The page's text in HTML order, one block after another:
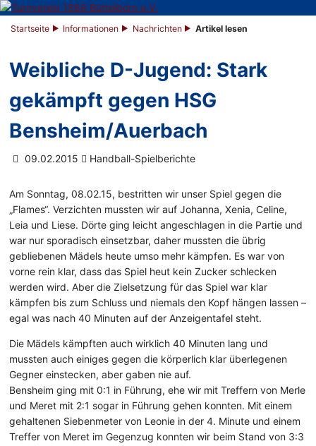
Startseite Informationen Nachrichten Artikel lesen
Weibliche D-Jugend: Stark
gekämpft gegen HSG
Bensheim/Auerbach
09.02.2015 Handball-Spielberichte
Am Sonntag, 08.02.15, bestritten wir unser Spiel gegen die
„Flames“. Verzichten mussten wir auf Johanna, Xenia, Celine,
Leia und Liese. Dörte ging leicht angeschlagen in die Partie und
war nur sporadisch einsetzbar, daher mussten die übrig
gebliebenen Mädels heute umso mehr kämpfen. Es war von
vorne rein klar, dass das Spiel heut kein Zucker schlecken
werden wird. Aber die Zielsetzung für das Spiel war klar
kämpfen bis zum Schluss und niemals den Kopf hängen lassen –
egal was nach 40 Minuten auf der Anzeigentafel steht.
Die Mädels kämpften auch wirklich 40 Minuten lang und
mussten auch einiges gegen die körperlich klar überlegenen
Gegner einstecken, aber gaben nie auf.
Bensheim ging mit 0:1 in Führung, ehe wir mit Treffern von Merle
und Meret mit 2:1 sogar in Führung gehen konnten. Mit einem
gehaltenen Siebenmeter von Leonie in der 4. Minute und einem
Treffer von Meret im Gegenzug konnten wir beim Stand von 3:3